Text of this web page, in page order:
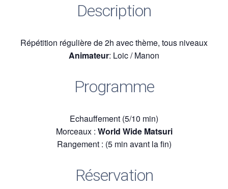
Description
Répétition régulière de 2h avec thème, tous niveaux
Animateur: Loic / Manon
Programme
Echauffement (5/10 min)
Morceaux : World Wide Matsuri
Rangement : (5 min avant la fin)
Réservation